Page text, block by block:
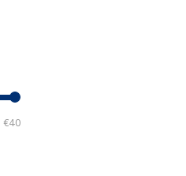
Min.
Max.
€40